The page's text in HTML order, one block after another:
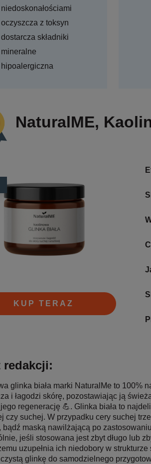
niedoskonałościami
oczyszcza z toksyn
dostarcza składniki
mineralne
hipoalergiczna
NaturalME,
KUP TERAZ
redakcji:
glinka biała marki NaturalMe to 100%
i łagodzi skórę, pozostawiając ją
regenerację 💪. Glinka biała to
czy suchej. W przypadku cery suchej
bądź maską nawilżającą po
jeśli stosowana jest zbyt długo lub
uzupełnia ich niedobory w
glinkę do samodzielnego